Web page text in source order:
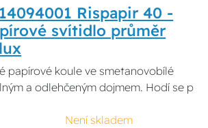
Rispapir 40 -
svítidlo průměr
papírové koule ve smetanovobílé
a odlehčeným dojmem. Hodí se p
Není skladem